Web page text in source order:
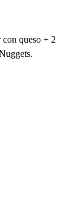
queso + 2